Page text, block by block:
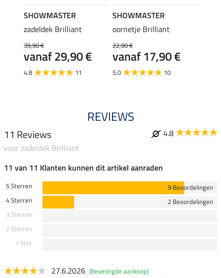
SHOWMASTER
zadeldek Brilliant
39,90 €
vanaf 29,90 €
4.8 11
SHOWMASTER
oornetje Brilliant
22,90 €
vanaf 17,90 €
5.0 10
REVIEWS
11 Reviews
4.8
voor zadeldek Brilliant
11 van 11 Klanten kunnen dit artikel aanraden
5 Sterren
9 Beoordelingen
4 Sterren
2 Beoordelingen
3 Sterren
2 Sterren
1 Ster
27.6.2026 (Bevestigde aankoop)